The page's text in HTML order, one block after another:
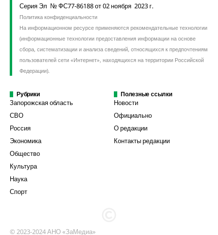
Серия Эл № ФС77-86188 от 02 ноября 2023 г.
Политика конфиденциальности
На информационном ресурсе применяются рекомендательные технологии
(информационные технологии предоставления информации на основе
сбора, систематизации и анализа сведений, относящихся к предпочтениям
пользователей сети «Интернет», находящихся на территории Российской
Федерации).
Рубрики
Запорожская область
СВО
Россия
Экономика
Общество
Культура
Наука
Спорт
Полезные ссылки
Новости
Официально
О редакции
Контакты редакции
© 2023-2024 АНО «ЗаМедиа»